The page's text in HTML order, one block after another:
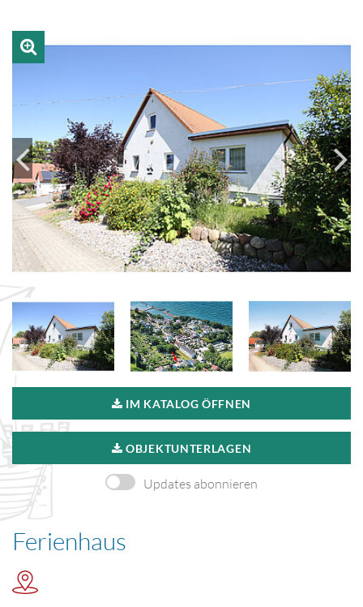
IM KATALOG ÖFFNEN
OBJEKTUNTERLAGEN
Updates abonnieren
Ferienhaus